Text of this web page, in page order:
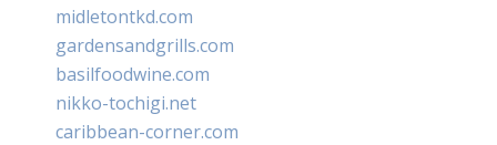
midletontkd.com
gardensandgrills.com
basilfoodwine.com
nikko-tochigi.net
caribbean-corner.com